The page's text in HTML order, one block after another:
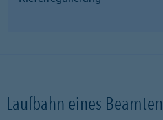
Laufbahn eines Beamten